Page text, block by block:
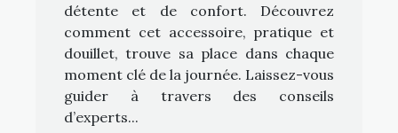
détente et de confort. Découvrez
comment cet accessoire, pratique et
douillet, trouve sa place dans chaque
moment clé de la journée. Laissez-vous
guider à travers des conseils
d’experts...